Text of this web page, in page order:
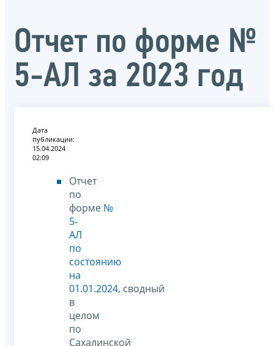
Отчет по форме №
5-АЛ за 2023 год
Дата
публикации:
15.04.2024
02:09
Отчет
по
форме №
5-
АЛ
по
состоянию
на
01.01.2024, сводный
в
целом
по
Сахалинской